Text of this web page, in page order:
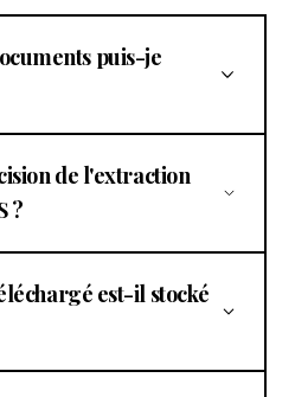
puis-je
de l'extraction
?
est-il stocké